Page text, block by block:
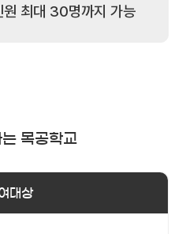
원 최대 30명까지 가능
목공학교
대상